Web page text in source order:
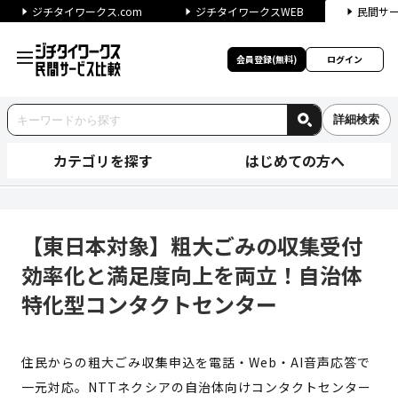
ジチタイワークス.com ジチタイワークスWEB 民間サ
会員登録(無料) ログイン
詳細検索
カテゴリを探す はじめての方へ
【東日本対象】粗大ごみの収集受付
効率化と満足度向上を両立！自治体
特化型コンタクトセンター
住民からの粗大ごみ収集申込を電話・Web・AI音声応答で
一元対応。NTTネクシアの自治体向けコンタクトセンター